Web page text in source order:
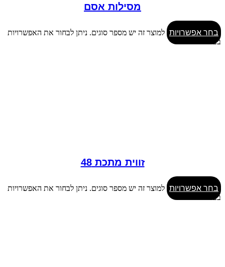
מסילות אסם
בחר אפשרויות למוצר זה יש מספר סוגים. ניתן לבחור את האפשרויות
בעמוד המוצר
זווית מתכת 48
בחר אפשרויות למוצר זה יש מספר סוגים. ניתן לבחור את האפשרויות
בעמוד המוצר